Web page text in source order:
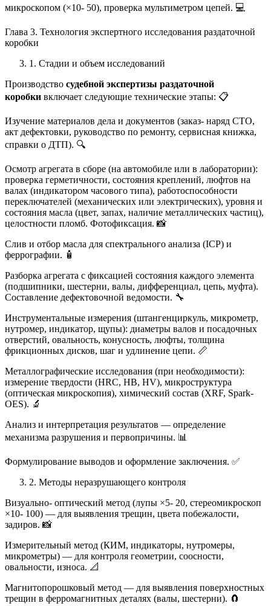
микроскопом (×10- 50), проверка мультиметром цепей. 💻
Глава 3. Технология экспертного исследования раздаточной
коробки
1. Стадии и объем исследований
Производство судебной экспертизы раздаточной
коробки включает следующие технические этапы: 📋
Изучение материалов дела и документов (заказ- наряд СТО,
акт дефектовки, руководство по ремонту, сервисная книжка,
справки о ДТП). 🔍
Осмотр агрегата в сборе (на автомобиле или в лаборатории):
проверка герметичности, состояния креплений, люфтов на
валах (индикатором часового типа), работоспособности
переключателей (механических или электрических), уровня и
состояния масла (цвет, запах, наличие металлических частиц),
целостности пломб. Фотофиксация. 📸
Слив и отбор масла для спектрального анализа (ICP) и
феррографии. 🧴
Разборка агрегата с фиксацией состояния каждого элемента
(подшипники, шестерни, валы, дифференциал, цепь, муфта).
Составление дефектовочной ведомости. 🔧
Инструментальные измерения (штангенциркуль, микрометр,
нутромер, индикатор, щупы): диаметры валов и посадочных
отверстий, овальность, конусность, люфты, толщина
фрикционных дисков, шаг и удлинение цепи. 📏
Металлографические исследования (при необходимости):
измерение твердости (HRC, HB, HV), микроструктура
(оптическая микроскопия), химический состав (XRF, Spark-
OES). 🔬
Анализ и интерпретация результатов — определение
механизма разрушения и первопричины. 📊
Формулирование выводов и оформление заключения. ✅
2. Методы неразрушающего контроля
Визуально- оптический метод (лупы ×5- 20, стереомикроскоп
×10- 100) — для выявления трещин, цвета побежалости,
задиров. 📸
Измерительный метод (КИМ, индикаторы, нутромеры,
микрометры) — для контроля геометрии, соосности,
овальности, износа. 📐
Магнитопорошковый метод — для выявления поверхностных
трещин в ферромагнитных деталях (валы, шестерни). 🧲